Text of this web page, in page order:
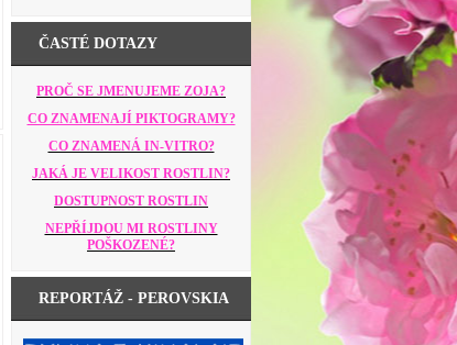
ČASTÉ DOTAZY
PROČ SE JMENUJEME ZOJA?
CO ZNAMENAJÍ PIKTOGRAMY?
CO ZNAMENÁ IN-VITRO?
JAKÁ JE VELIKOST ROSTLIN?
DOSTUPNOST ROSTLIN
NEPŘÍJDOU MI ROSTLINY
POŠKOZENÉ?
REPORTÁŽ - PEROVSKIA